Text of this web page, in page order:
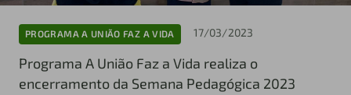
PROGRAMA A UNIÃO FAZ A VIDA 17/03/2023
Programa A União Faz a Vida realiza o
encerramento da Semana Pedagógica 2023